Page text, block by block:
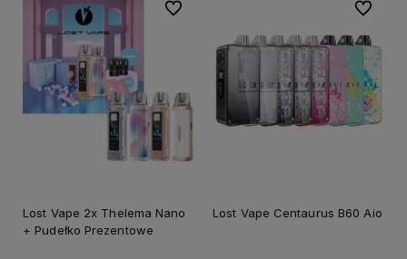
Lost Vape 2x Thelema Nano
+ Pudełko Prezentowe
Do ulubionych
Lost Vape Centaurus B60 Aio
Do